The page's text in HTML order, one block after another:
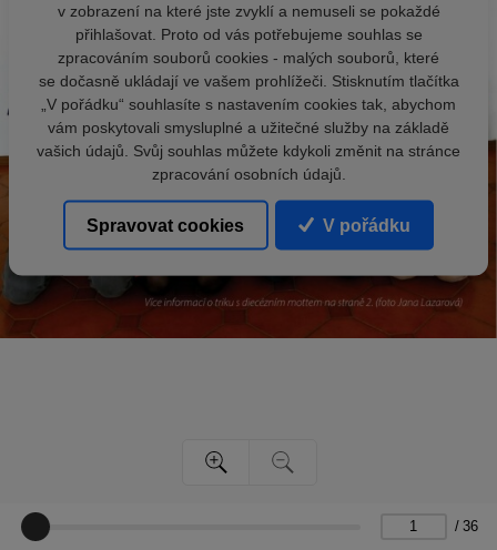
/ 36
v zobrazení na které jste zvyklí a nemuseli se pokaždé
přihlašovat. Proto od vás potřebujeme souhlas se
zpracováním souborů cookies - malých souborů, které
se dočasně ukládají ve vašem prohlížeči. Stisknutím tlačítka
„V pořádku“ souhlasíte s nastavením cookies tak, abychom
vám poskytovali smysluplné a užitečné služby na základě
vašich údajů. Svůj souhlas můžete kdykoli změnit na stránce
zpracování osobních údajů.
Spravovat cookies V pořádku